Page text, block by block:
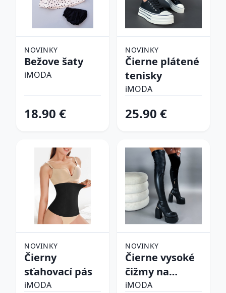
NOVINKY
Bežove šaty
iMODA
18.90 €
NOVINKY
Čierne plátené
tenisky
iMODA
25.90 €
NOVINKY
Čierny
sťahovací pás
iMODA
NOVINKY
Čierne vysoké
čižmy na
platforme
iMODA